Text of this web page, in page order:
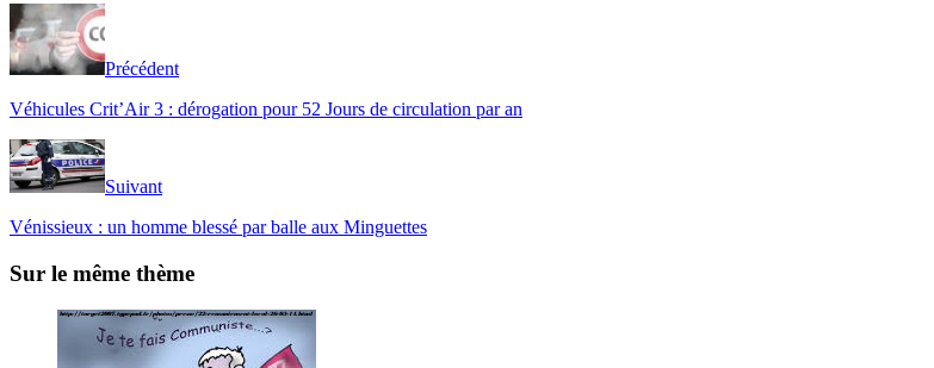
Précédent
Véhicules Crit’Air 3 : dérogation pour 52 Jours de circulation par an
Suivant
Vénissieux : un homme blessé par balle aux Minguettes
Sur le même thème